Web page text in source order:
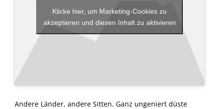
Klicke hier, um Marketing-Cookies zu
akzeptieren und diesen Inhalt zu aktivieren
Andere Länder, andere Sitten. Ganz ungeniert düste